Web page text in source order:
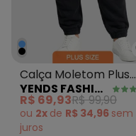
Calça Moletom Plus
Size Elastico no
Preto
YENDS FASHION
R$ 69,93R$ 99,90
ou 2x de R$ 34,96 sem
juros